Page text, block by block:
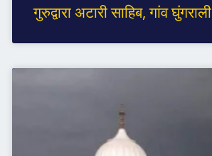
गुरुद्वारा अटारी साहिब, गांव घुंगराली